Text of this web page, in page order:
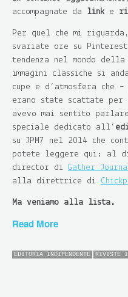
accompagnate da link e
Per quel che mi
svariate ore su Pinterest
tendenza nel mondo
immagini classiche si
cupe e d’atmosfera
erano state scattate
avevo mai sentito
speciale dedicato all’
su JPM7 nel 2014 che
potete leggere qui: al
director di Gather
alla direttrice di
Ma veniamo alla lista.
Read More
EDITORIA INDIPENDENTE RIVISTE